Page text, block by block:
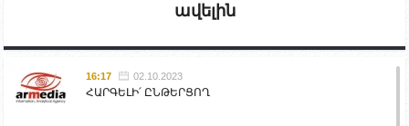
ավելին
16:17 02.10.2023
ՀԱՐԳԵԼԻ՛ ԸՆԹԵՐՑՈՂ